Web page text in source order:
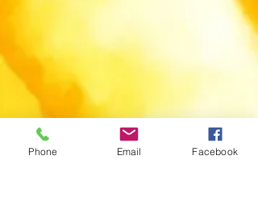
Phone Email Facebook